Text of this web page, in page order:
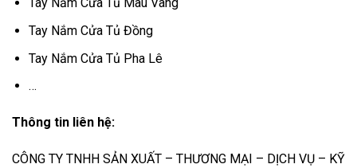
Tay Nắm Cửa Tủ Màu Vàng
Tay Nắm Cửa Tủ Đồng
Tay Nắm Cửa Tủ Pha Lê
…
Thông tin liên hệ:
CÔNG TY TNHH SẢN XUẤT – THƯƠNG MẠI – DỊCH VỤ – KỸ